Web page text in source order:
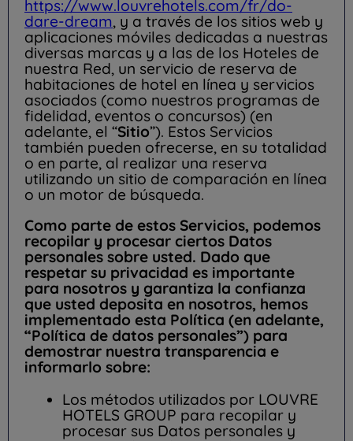
https://www.louvrehotels.com/fr/do-
dare-dream, y a través de los sitios web y
aplicaciones móviles dedicadas a nuestras
diversas marcas y a las de los Hoteles de
nuestra Red, un servicio de reserva de
habitaciones de hotel en línea y servicios
asociados (como nuestros programas de
fidelidad, eventos o concursos) (en
adelante, el “Sitio”). Estos Servicios
también pueden ofrecerse, en su totalidad
o en parte, al realizar una reserva
utilizando un sitio de comparación en línea
o un motor de búsqueda.
Como parte de estos Servicios, podemos
recopilar y procesar ciertos Datos
personales sobre usted. Dado que
respetar su privacidad es importante
para nosotros y garantiza la confianza
que usted deposita en nosotros, hemos
implementado esta Política (en adelante,
“Política de datos personales”) para
demostrar nuestra transparencia e
informarlo sobre:
Los métodos utilizados por LOUVRE
HOTELS GROUP para recopilar y
procesar sus Datos personales y